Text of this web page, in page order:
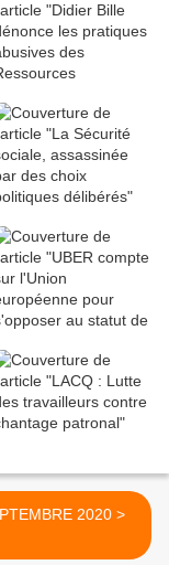
17 SEPTEMBRE 2020 >